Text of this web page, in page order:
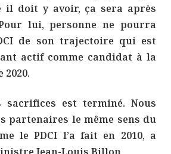
doit y avoir, ça sera après
lui, personne ne pourra
de son trajectoire qui est
actif comme candidat à la
sacrifices est terminé. Nous
partenaires le même sens du
le PDCI l’a fait en 2010, a